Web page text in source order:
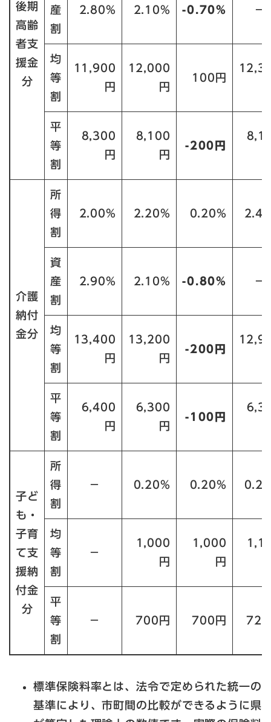
後期
高齢
者支
援金
分
産
割
2.80% 2.10% -0.70% －
均
等
割
11,900
円
12,000
円
100円
平
等
割
8,300
円
8,100
円
-200円
介護
納付
金分
所
得
割
2.00% 2.20% 0.20%
資
産
割
2.90% 2.10% -0.80% －
均
等
割
13,400
円
13,200
円
-200円
平
等
割
6,400
円
6,300
円
-100円
子ど
も・
子育
て支
援納
付金
分
所
得
割
－ 0.20% 0.20%
均
等
割
－
1,000
円
1,000
円
平
等
割
－ 700円 700円 723
標準保険料率とは、法令で定められた統一の
基準により、市町間の比較ができるように県